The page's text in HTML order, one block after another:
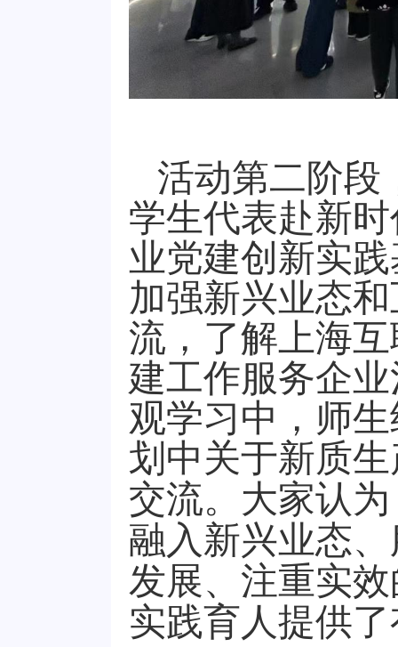
活动第二阶段
学生代表赴新
业党建创新实
加强新兴业态
流，了解上海
建工作服务企
观学习中，师
划中关于新质
交流。 大家认
融入新兴业态
发展、注重实
实践育人提供